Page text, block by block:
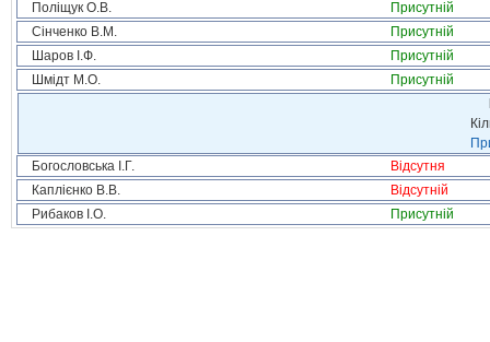
Поліщук О.В.
Присутній
Сінченко В.М.
Присутній
Шаров І.Ф.
Присутній
Шмідт М.О.
Присутній
Богословська І.Г.
Відсутня
Каплієнко В.В.
Відсутній
Рибаков І.О.
Присутній